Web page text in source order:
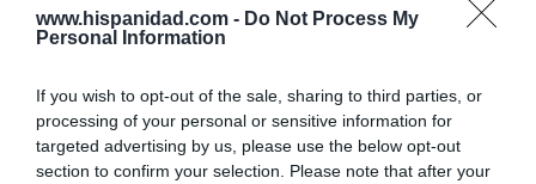
www.hispanidad.com - Do Not Process My
Personal Information
If you wish to opt-out of the sale, sharing to third parties, or
processing of your personal or sensitive information for
targeted advertising by us, please use the below opt-out
section to confirm your selection. Please note that after your
neobarroco hispano, en la cúspide del cerro deSan
Miguel,el otro elemento arquitectónico destacado
larga y monumental escalinata de cincuenta y cinco
escalones y que, con su chapitel puntiagudo,
coronaba el conjunto”.